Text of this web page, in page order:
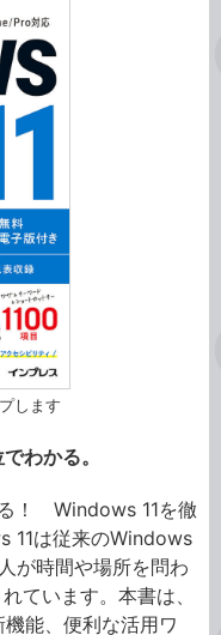
します
わかる。
！ Windows 11を徹
11は従来のWindows
が時間や場所を問わ
ています。本書は、
能、便利な活用ワ